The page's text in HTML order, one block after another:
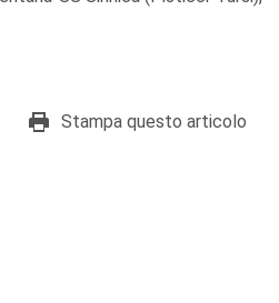
Stampa questo articolo